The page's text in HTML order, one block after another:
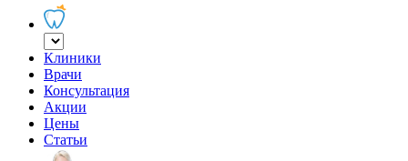
Клиники
Врачи
Консультация
Акции
Цены
Статьи